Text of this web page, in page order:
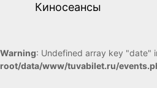
Киносеансы
Warning: Undefined array key "date"
root/data/www/tuvabilet.ru/